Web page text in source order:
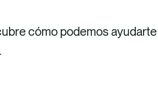
cómo podemos